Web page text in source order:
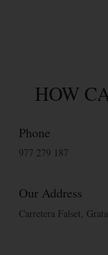
HOW
Phone
977 279 187
Our Address
Carretera Falset,